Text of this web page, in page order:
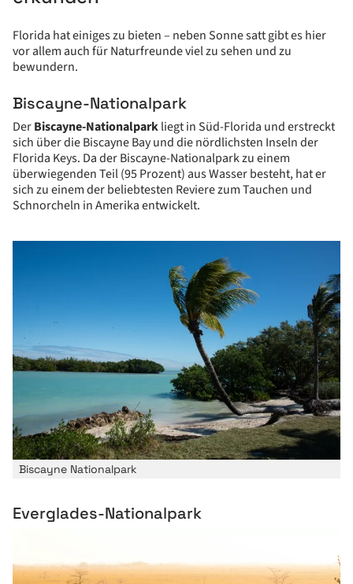
Florida hat einiges zu bieten – neben Sonne satt gibt es hier
vor allem auch für Naturfreunde viel zu sehen und zu
bewundern.
Biscayne-Nationalpark
Biscayne Nationalpark
DerBiscayne-Nationalparkliegt in Süd-Florida und erstreckt
sich über die Biscayne Bay und die nördlichsten Inseln der
Florida Keys. Da der Biscayne-Nationalpark zu einem
überwiegenden Teil (95 Prozent) aus Wasser besteht, hat er
sich zu einem der beliebtesten Reviere zum Tauchen und
Schnorcheln in Amerika entwickelt.
Everglades-Nationalpark